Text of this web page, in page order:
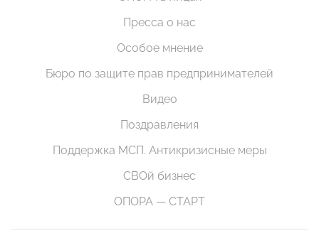
Пресса о нас
Особое мнение
Бюро по защите прав предпринимателей
Видео
Поздравления
Поддержка МСП. Антикризисные меры
СВОй бизнес
ОПОРА — СТАРТ